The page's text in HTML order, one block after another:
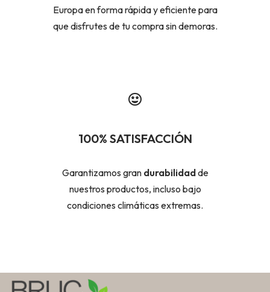
Europa en forma rápida y eficiente para
que disfrutes de tu compra sin demoras.
100% SATISFACCIÓN
Garantizamos gran durabilidadde
nuestros productos, incluso bajo
condiciones climáticas extremas.